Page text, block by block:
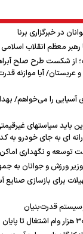
ورزشی نویسان در روز
اتفاقات بزرگی را رقم
خبرنگاران
انجمن ورزشی
نویسان هستیم
در خبرگزاری برنا
معظم انقلاب اسلامی
از شکست طرح صلح
عربستان/ آیا موازنه
را می‌خواهم/
سیاستهای
ای به جای خودرو
و نگهداری اماکن
ورزش و جوانان به
برای بازسازی
قدرت‌بنیان